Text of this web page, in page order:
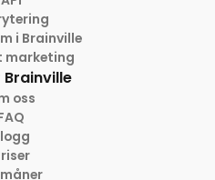
i Brainville
marketing
oss